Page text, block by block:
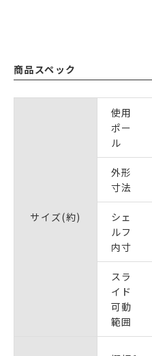
商品スペック
サイズ(約)
使用
ポー
ル
外形
寸法
シェ
ルフ
内寸
スラ
イド
可動
範囲